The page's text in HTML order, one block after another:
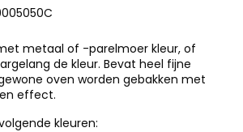
metaal of -parelmoer kleur, of
de kleur. Bevat heel fijne
oven worden gebakken met
effect.
kleuren: